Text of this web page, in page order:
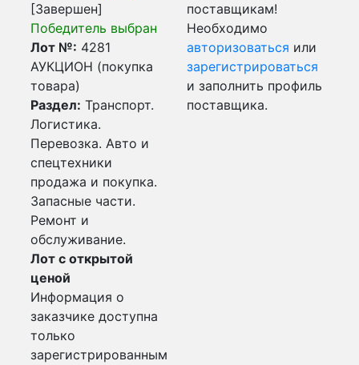
[Завершен]
Победитель выбран
Лот №: 4281
АУКЦИОН (покупка
товара)
Раздел: Транспорт.
Логистика.
Перевозка. Авто и
спецтехники
продажа и покупка.
Запасные части.
Ремонт и
обслуживание.
Лот с открытой
ценой
Информация о
заказчике доступна
только
зарегистрированным
поставщикам!
Необходимо
авторизоваться или
зарегистрироваться
и заполнить профиль
поставщика.